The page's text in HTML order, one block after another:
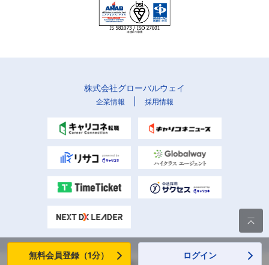
株式会社グローバルウェイ
企業情報 採用情報
Copyright (C) Globalway, Inc. All rights reserved.

無料会員登録（1分） ログイン